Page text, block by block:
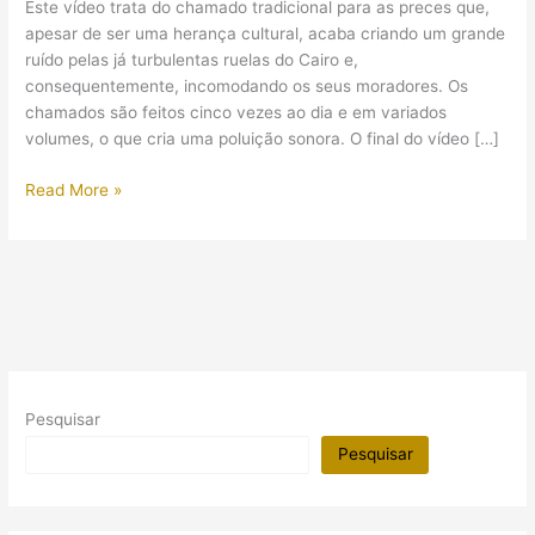
Este vídeo trata do chamado tradicional para as preces que,
apesar de ser uma herança cultural, acaba criando um grande
ruído pelas já turbulentas ruelas do Cairo e,
consequentemente, incomodando os seus moradores. Os
chamados são feitos cinco vezes ao dia e em variados
volumes, o que cria uma poluição sonora. O final do vídeo […]
(Vídeo)
Read More »
Pesquisar
Pesquisar